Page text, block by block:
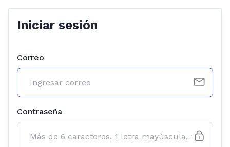
Iniciar sesión
Correo
Contraseña